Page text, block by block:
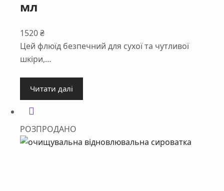
мл
1520₴
Цей флюїд безпечний для сухої та чутливої
шкіри,…
Читати далі
РОЗПРОДАНО